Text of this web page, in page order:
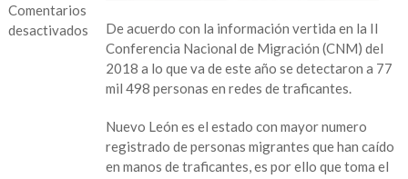
Comentarios
desactivados
De acuerdo con la información vertida en la II
Conferencia Nacional de Migración (CNM) del
2018 a lo que va de este año se detectaron a 77
mil 498 personas en redes de traficantes.
Nuevo León es el estado con mayor numero
registrado de personas migrantes que han caído
en manos de traficantes, es por ello que toma el